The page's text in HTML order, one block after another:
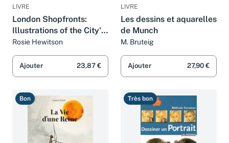
LIVRE
London Shopfronts:
Illustrations of the City's
Best-Loved Spots
Rosie Hewitson
Ajouter 23,87 €
LIVRE
Les dessins et aquarelles
de Munch
M. Bruteig
Ajouter 27,90 €
Bon Très bon